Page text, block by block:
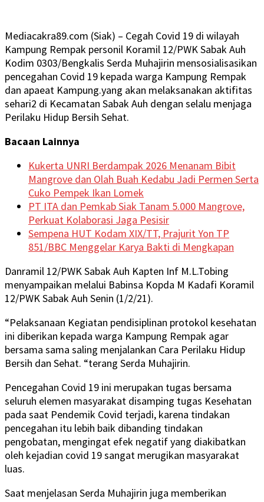
Mediacakra89.com (Siak) – Cegah Covid 19 di wilayah
Kampung Rempak personil Koramil 12/PWK Sabak Auh
Kodim 0303/Bengkalis Serda Muhajirin mensosialisasikan
pencegahan Covid 19 kepada warga Kampung Rempak
dan apaeat Kampung.yang akan melaksanakan aktifitas
sehari2 di Kecamatan Sabak Auh dengan selalu menjaga
Perilaku Hidup Bersih Sehat.
Bacaan Lainnya
Kukerta UNRI Berdampak 2026 Menanam Bibit
Mangrove dan Olah Buah Kedabu Jadi Permen Serta
Cuko Pempek Ikan Lomek
PT ITA dan Pemkab Siak Tanam 5.000 Mangrove,
Perkuat Kolaborasi Jaga Pesisir
Sempena HUT Kodam XIX/TT, Prajurit Yon TP
851/BBC Menggelar Karya Bakti di Mengkapan
Danramil 12/PWK Sabak Auh Kapten Inf M.L.Tobing
menyampaikan melalui Babinsa Kopda M Kadafi Koramil
12/PWK Sabak Auh Senin (1/2/21).
“Pelaksanaan Kegiatan pendisiplinan protokol kesehatan
ini diberikan kepada warga Kampung Rempak agar
bersama sama saling menjalankan Cara Perilaku Hidup
Bersih dan Sehat. “terang Serda Muhajirin.
Pencegahan Covid 19 ini merupakan tugas bersama
seluruh elemen masyarakat disamping tugas Kesehatan
pada saat Pendemik Covid terjadi, karena tindakan
pencegahan itu lebih baik dibanding tindakan
pengobatan, mengingat efek negatif yang diakibatkan
oleh kejadian covid 19 sangat merugikan masyarakat
luas.
Saat menjelasan Serda Muhajirin juga memberikan